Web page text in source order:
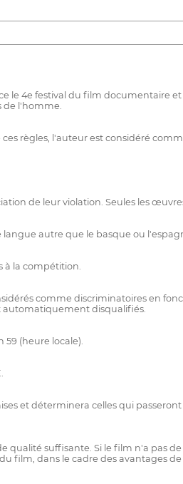
le 4e festival du film documentaire
de l'homme.
règles, l'auteur est considéré
de leur violation. Seules les
autre que le basque ou
la compétition.
comme discriminatoires en
automatiquement disqualifiés.
(heure locale).
et déterminera celles qui
suffisante. Si le film n'a pas
dans le cadre des avantages de